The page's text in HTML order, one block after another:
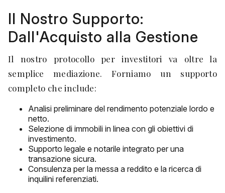
Il Nostro Supporto:
Dall'Acquisto alla Gestione
Il nostro protocollo per investitori va oltre la
semplice mediazione. Forniamo un supporto
completo che include:
Analisi preliminare del rendimento potenziale lordo e
netto.
Selezione di immobili in linea con gli obiettivi di
investimento.
Supporto legale e notarile integrato per una
transazione sicura.
Consulenza per la messa a reddito e la ricerca di
inquilini referenziati.